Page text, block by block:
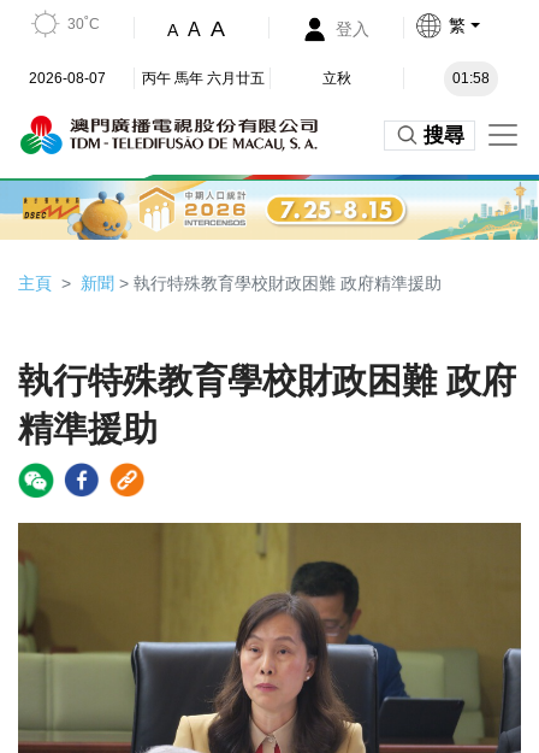
30˚C A A A 登入 繁
2026-08-07 丙午 馬年 六月廿五 立秋 01:58
搜尋
主頁 新聞 > 執行特殊教育學校財政困難 政府精準援助
執行特殊教育學校財政困難 政府
精準援助